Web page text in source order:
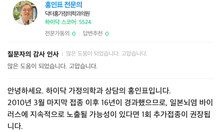
홍인표 전문의
닥터홍가정의학과의원
하이닥 스코어: 5524
전문가동의 0 답변추천 0
질문자의 감사 인사 많은 도움이 되었습니다. 고맙습니다.
많은 도움이 되었습니다. 고맙습니다.
안녕하세요. 하이닥 가정의학과 상담의 홍인표입니다.
2010년 3월 마지막 접종 이후 16년이 경과했으므로, 일본뇌염 바이
러스에 지속적으로 노출될 가능성이 있다면 1회 추가접종이 권장됩
니다.